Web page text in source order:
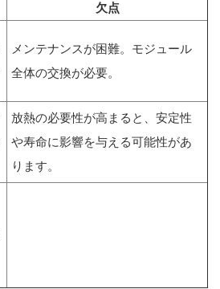
欠点
メンテナンスが困難。モジュール
全体の交換が必要。
放熱の必要性が高まると、安定性
や寿命に影響を与える可能性があ
ります。